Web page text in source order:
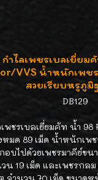
กำไลเพชรเบลเยี่ยม
VVS น้ำหนักเพช
สวยเรียบหรูภูมิ
DB129
พชรเบลเยี่ยมคัท น้ำ 98
มด 89 เม็ด น้ำหนักเพช
อบไปด้วยเพชรมาคีย์ขน
น 19 เม็ด และเพชรกล
จำนวน 70 เม็ด ขนาดห